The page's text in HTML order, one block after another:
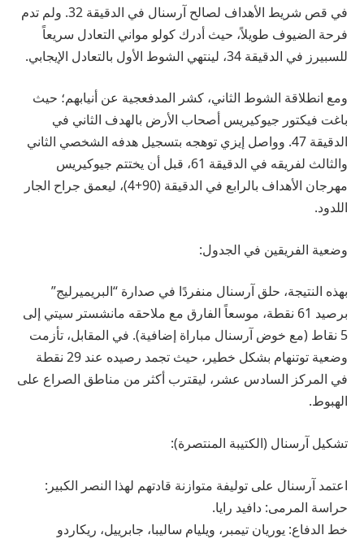
في قص شريط الأهداف لصالح آرسنال في الدقيقة 32. ولم تدم
فرحة الضيوف طويلاً، حيث أدرك كولو مواني التعادل سريعاً
للسبيرز في الدقيقة 34، لينتهي الشوط الأول بالتعادل الإيجابي.
ومع انطلاقة الشوط الثاني، كشر المدفعجية عن أنيابهم؛ حيث
باغت فيكتور جيوكيريس أصحاب الأرض بالهدف الثاني في
الدقيقة 47. وواصل إيزي توهجه بتسجيل هدفه الشخصي الثاني
والثالث لفريقه في الدقيقة 61، قبل أن يختتم جيوكيريس
مهرجان الأهداف بالرابع في الدقيقة (90+4)، ليعمق جراح الجار
اللدود.
وضعية الفريقين في الجدول:
بهذه النتيجة، حلق آرسنال منفردًا في صدارة “البريميرليج”
برصيد 61 نقطة، موسعاً الفارق مع ملاحقه مانشستر سيتي إلى
5 نقاط (مع خوض آرسنال مباراة إضافية). في المقابل، تأزمت
وضعية توتنهام بشكل خطير، حيث تجمد رصيده عند 29 نقطة
في المركز السادس عشر، ليقترب أكثر من مناطق الصراع على
الهبوط.
تشكيل آرسنال (الكتيبة المنتصرة):
اعتمد آرسنال على توليفة متوازنة قادتهم لهذا النصر الكبير:
حراسة المرمى: دافيد رايا.
خط الدفاع: يوريان تيمبر، ويليام ساليبا، جابرييل، ريكاردو